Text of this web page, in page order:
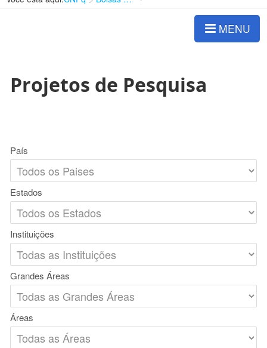
MENU
Projetos de Pesquisa
País
Estados
Instituições
Grandes Áreas
Áreas